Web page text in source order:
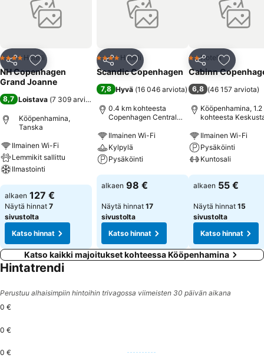
Jaa Lisää suosikkeihin
4 Tähtiluokitus
Hotelli
NH Copenhagen
Grand Joanne
8,7 Loistava (7 309 arviota
Kööpenhamina,
Tanska
Ilmainen Wi-Fi
Lemmikit sallittu
Ilmastointi
Katso hinnat
alkaen 127 €
Näytä hinnat 7
sivustolta
Katso hinnat
Jaa Lisää suosikkeihin
4 Tähtiluokitus
Hotelli
Scandic Copenhagen
7,8 Hyvä (16 046 arviota)
0.4 km kohteesta
Copenhagen Central
Ilmainen Wi-Fi
Kylpylä
Pysäköinti
Katso hinnat
alkaen 98 €
Näytä hinnat 17
sivustolta
Katso hinnat
Jaa Lisää
2 Tähtiluokitus
Hotelli
Cabinn
6,8 (46 157 arviota)
Kööpenhamina,
kohteesta
Ilmainen Wi-Fi
Pysäköinti
Kuntosali
Katso hinnat
alkaen 55 €
Näytä hinnat 15
sivustolta
Katso hinnat
Katso kaikki majoitukset kohteessa Kööpenhamina
Hintatrendi
Perustuu alhaisimpiin hintoihin trivagossa viimeisten 30 päivän aikana
0 €
0 €
0 €